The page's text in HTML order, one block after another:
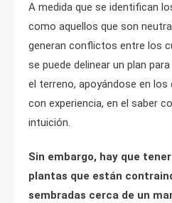
A medida que se identifican
como aquellos que son
generan conflictos entre los
se puede delinear un plan
el terreno, apoyándose en
con experiencia, en el saber
intuición.
Sin embargo, hay que
plantas que están
sembradas cerca de un